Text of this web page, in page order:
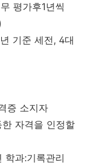
평가후1년씩
년 기준 세전, 4대
증 소지자
자격을 인정할
학과:기록관리